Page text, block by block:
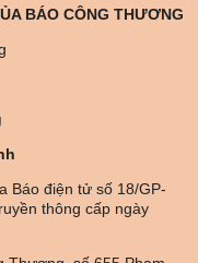
BÁO CÔNG THƯƠNG
Báo điện tử số 18/GP-
thông cấp ngày